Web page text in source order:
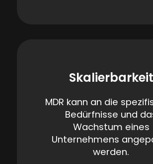
Skalierbarkeit
MDR kann an die
Bedürfnisse und
Wachstum eines
Unternehmens
werden.